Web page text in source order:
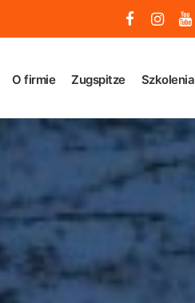
O firmie Zugspitze Szkolenia